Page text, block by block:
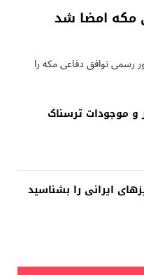
مکه امضا شد
رسمی توافق دفاعی مکه را
و موجودات ترسناک
ایرانی را بشناسید